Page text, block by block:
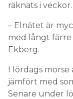
räknats i veckor.
– Elnätet är
med långt
Ekberg.
I lördags
jämfört med
Senare under